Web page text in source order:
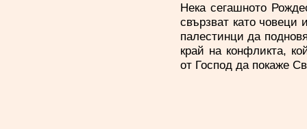
Нека сегашното
свързват като човеци
палестинци да
край на конфликта,
от Господ да покаже